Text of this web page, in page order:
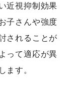
近視抑制効果
子さんや強度
されることが
って適応が異
ます。